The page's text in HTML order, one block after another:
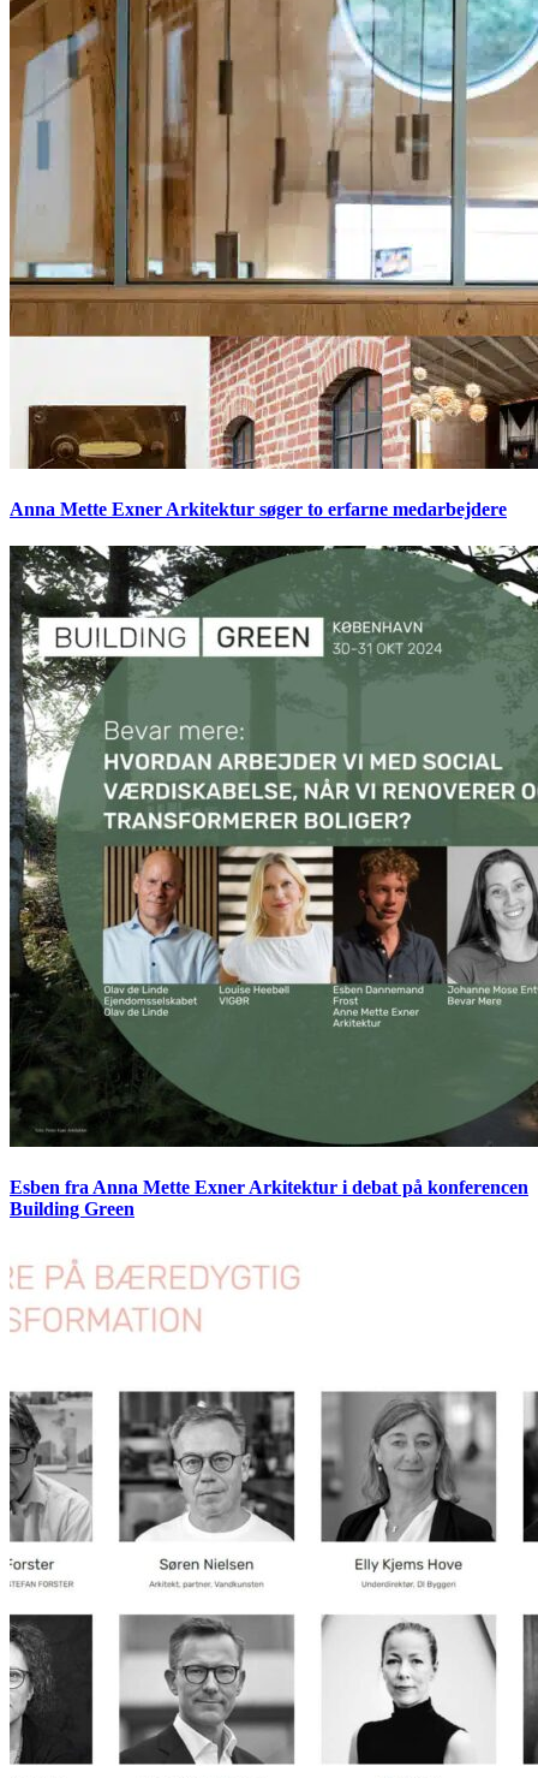
Anna Mette Exner Arkitektur søger to erfarne medarbejdere
Esben fra Anna Mette Exner Arkitektur i debat på konferencen
Building Green